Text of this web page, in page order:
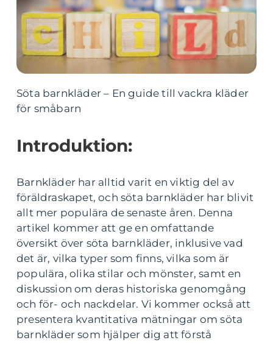
Söta barnkläder – En guide till vackra kläder
för småbarn
Introduktion:
Barnkläder har alltid varit en viktig del av
föräldraskapet, och söta barnkläder har blivit
allt mer populära de senaste åren. Denna
artikel kommer att ge en omfattande
översikt över söta barnkläder, inklusive vad
det är, vilka typer som finns, vilka som är
populära, olika stilar och mönster, samt en
diskussion om deras historiska genomgång
och för- och nackdelar. Vi kommer också att
presentera kvantitativa mätningar om söta
barnkläder som hjälper dig att förstå